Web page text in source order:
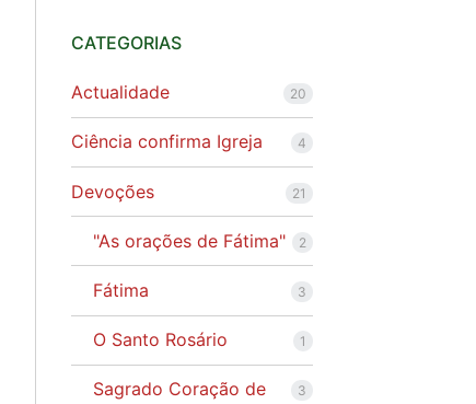
CATEGORIAS
Actualidade 20
Ciência confirma Igreja 4
Devoções 21
"As orações de Fátima" 2
Fátima 3
O Santo Rosário 1
Sagrado Coração de
3